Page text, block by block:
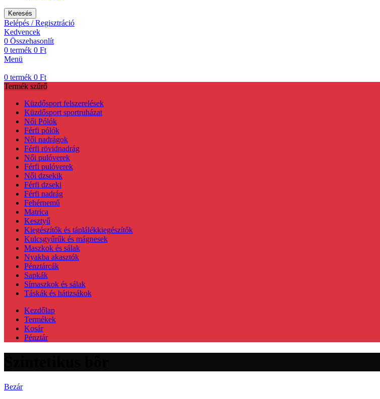
Keresés
Belépés / Regisztráció
Kedvencek
0 Összehasonlít
0 termék 0 Ft
Menü
0 termék 0 Ft
Termék szűrő
Küzdősport felszerelések
Küzdősport sportruházat
Női Pólók
Férfi pólók
Női nadrágok
Férfi rövidnadrág
Női pulóverek
Férfi pulóverek
Női dzsekik
Férfi dzseki
Férfi nadrág
Fehérnemű
Matrica
Kesztyű
Kiegészítők és táplálékkiegészítők
Kulcsgyűrűk és mágnesek
Maszkok és sálak
Nyakba akasztók
Pénztárcák
Sapkák
Símaszkok és sálak
Táskák és hátizsákok
Kezdőlap
Termékek
Kosár
Pénztár
Bezár